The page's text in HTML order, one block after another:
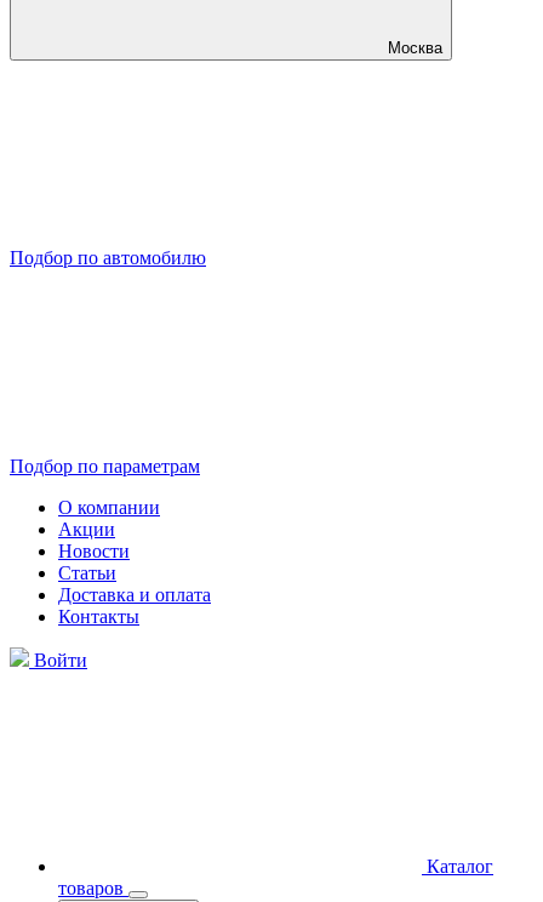
Москва
Подбор по автомобилю
Подбор по параметрам
О компании
Акции
Новости
Статьи
Доставка и оплата
Контакты
Войти
Каталог
товаров